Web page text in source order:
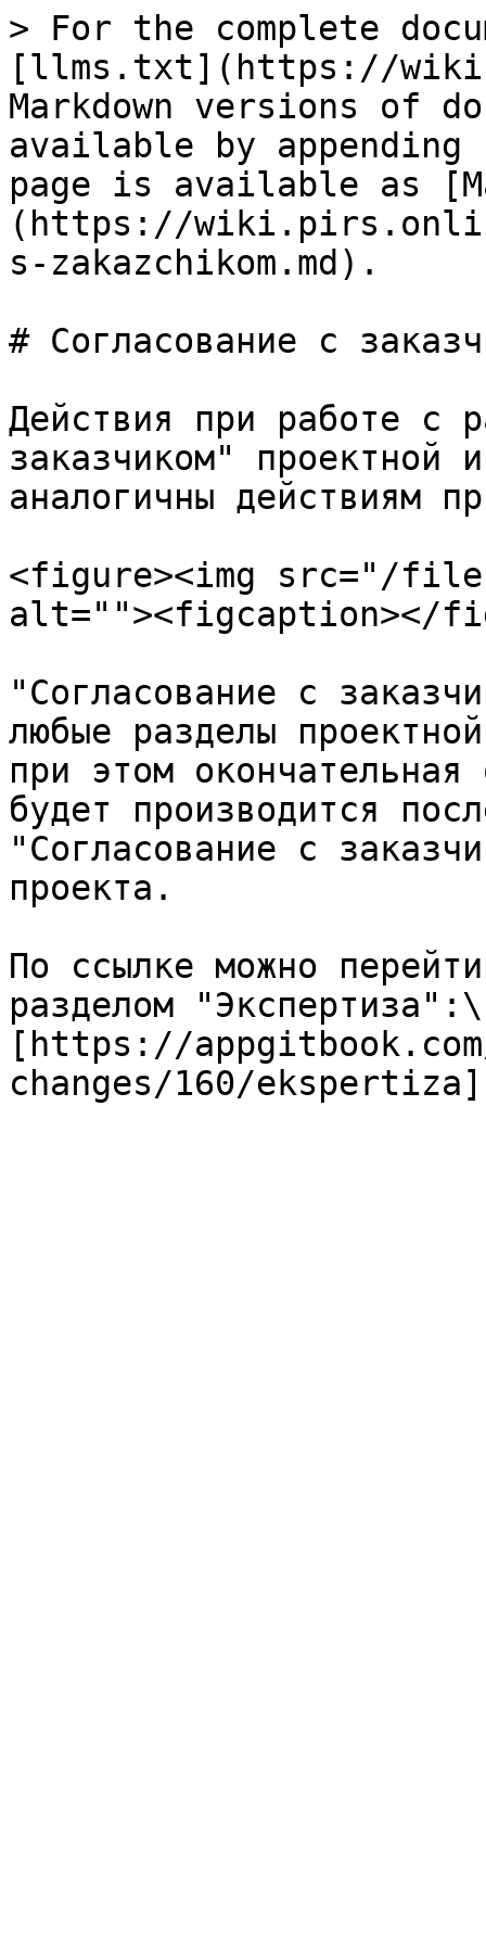
> For the complete
[llms.txt](https://
Markdown versions of
available by
page is available as
(https://
s-zakazchikom.md).
# Согласование с
Действия при работе с
заказчиком" проектной
аналогичны действиям
<figure><img src="/files/
alt=""><figcaption></
"Согласование с
любые разделы
при этом окончательная
будет производится
"Согласование с
проекта.
По ссылке можно
разделом "Экспертиза":\
[https://